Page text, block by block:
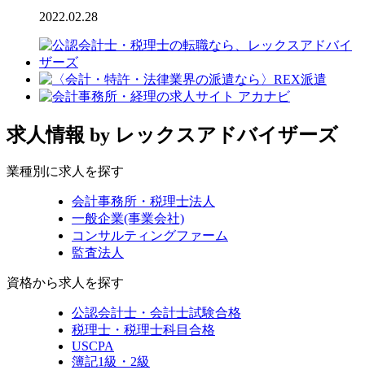
2022.02.28
求人情報 by レックスアドバイザーズ
業種別に求人を探す
会計事務所・税理士法人
一般企業(事業会社)
コンサルティングファーム
監査法人
資格から求人を探す
公認会計士・会計士試験合格
税理士・税理士科目合格
USCPA
簿記1級・2級